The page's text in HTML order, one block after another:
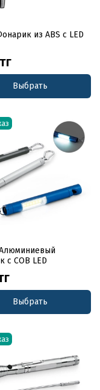
из ABS с LED
Выбрать
Алюминиевый
с COB LED
Выбрать